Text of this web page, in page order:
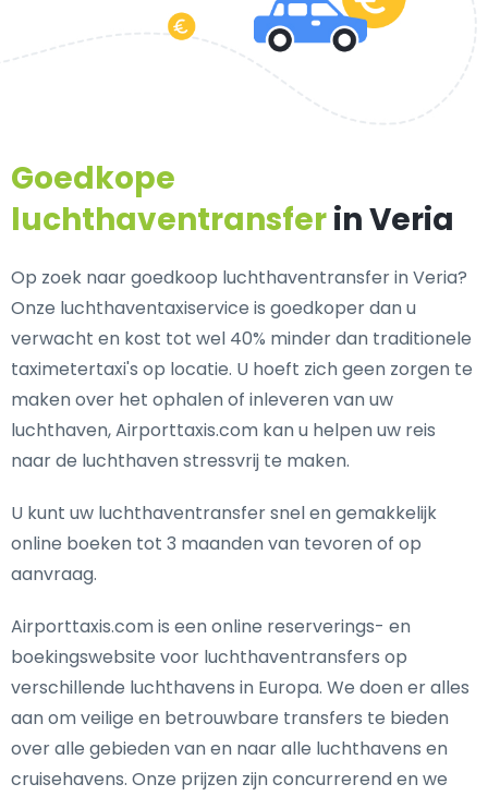
Goedkope
luchthaventransferin Veria
Op zoek naar goedkoop luchthaventransfer in Veria?
Onze luchthaventaxiservice is goedkoper dan u
verwacht en kost tot wel 40% minder dan traditionele
taximetertaxi's op locatie. U hoeft zich geen zorgen te
maken over het ophalen of inleveren van uw
luchthaven, Airporttaxis.com kan u helpen uw reis
naar de luchthaven stressvrij te maken.
U kunt uw luchthaventransfer snel en gemakkelijk
online boeken tot 3 maanden van tevoren of op
aanvraag.
Airporttaxis.com is een online reserverings- en
boekingswebsite voor luchthaventransfers op
verschillende luchthavens in Europa. We doen er alles
aan om veilige en betrouwbare transfers te bieden
over alle gebieden van en naar alle luchthavens en
cruisehavens. Onze prijzen zijn concurrerend en we